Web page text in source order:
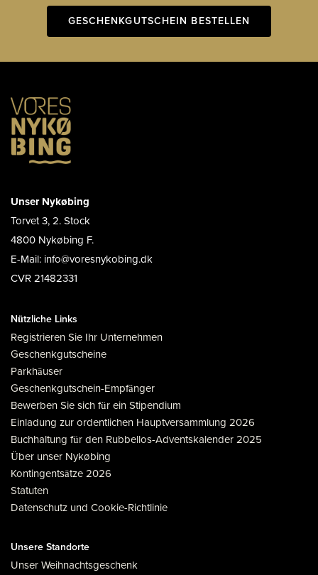
GESCHENKGUTSCHEIN BESTELLEN
Unser Nykøbing
Torvet 3, 2. Stock
4800 Nykøbing F.
E-Mail: info@voresnykobing.dk
CVR 21482331
Nützliche Links
Registrieren Sie Ihr Unternehmen
Geschenkgutscheine
Parkhäuser
Geschenkgutschein-Empfänger
Bewerben Sie sich für ein Stipendium
Einladung zur ordentlichen Hauptversammlung 2026
Buchhaltung für den Rubbellos-Adventskalender 2025
Über unser Nykøbing
Kontingentsätze 2026
Statuten
Datenschutz und Cookie-Richtlinie
Unsere Standorte
Unser Weihnachtsgeschenk